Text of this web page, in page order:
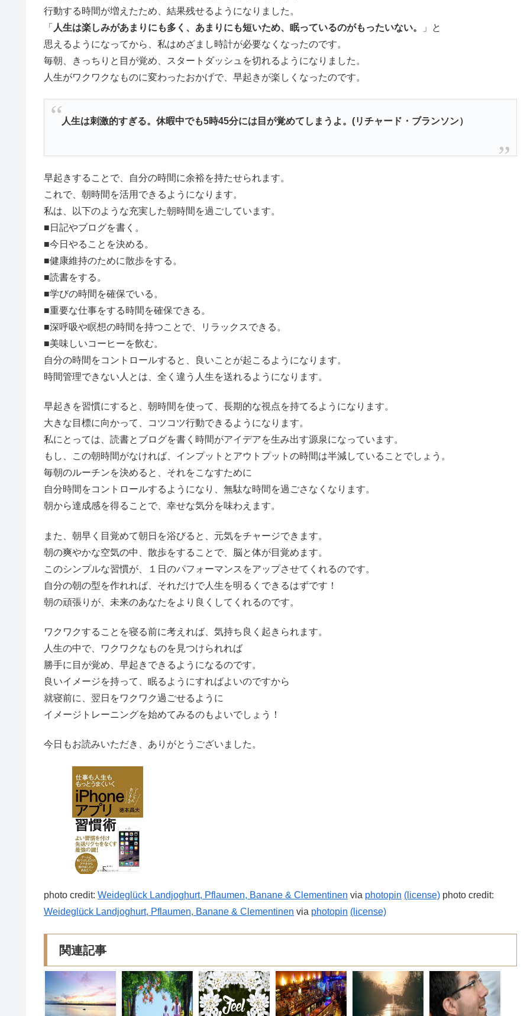
行動する時間が増えたため、結果残せるようになりました。
「 人生は楽しみがあまりにも多く、あまりにも短いため、眠っているのがもったいない。
」と
思えるようになってから、私はめざまし時計が必要なくなったのです。
毎朝、きっちりと目が覚め、スタートダッシュを切れるようになりました。
人生がワクワクなものに変わったおかげで、早起きが楽しくなったのです。
人生は刺激的すぎる。休暇中でも5時45分には目が覚めてしまうよ。(リチャード・ブランソン）
早起きすることで、自分の時間に余裕を持たせられます。
これで、朝時間を活用できるようになります。
私は、以下のような充実した朝時間を過ごしています。
■日記やブログを書く。
■今日やることを決める。
■健康維持のために散歩をする。
■読書をする。
■学びの時間を確保でいる。
■重要な仕事をする時間を確保できる。
■深呼吸や瞑想の時間を持つことで、リラックスできる。
■美味しいコーヒーを飲む。
自分の時間をコントロールすると、良いことが起こるようになります。
時間管理できない人とは、全く違う人生を送れるようになります。
早起きを習慣にすると、朝時間を使って、長期的な視点を持てるようになります。
大きな目標に向かって、コツコツ行動できるようになります。
私にとっては、読書とブログを書く時間がアイデアを生み出す源泉になっています。
もし、この朝時間がなければ、インプットとアウトプットの時間は半減していることでしょう。
毎朝のルーチンを決めると、それをこなすために
自分時間をコントロールするようになり、無駄な時間を過ごさなくなります。
朝から達成感を得ることで、幸せな気分を味わえます。
また、朝早く目覚めて朝日を浴びると、元気をチャージできます。
朝の爽やかな空気の中、散歩をすることで、脳と体が目覚めます。
このシンプルな習慣が、１日のパフォーマンスをアップさせてくれるのです。
自分の朝の型を作れれば、それだけで人生を明るくできるはずです！
朝の頑張りが、未来のあなたをより良くしてくれるのです。
ワクワクすることを寝る前に考えれば、気持ち良く起きられます。
人生の中で、ワクワクなものを見つけられれば
勝手に目が覚め、早起きできるようになるのです。
良いイメージを持って、眠るようにすればよいのですから
就寝前に、翌日をワクワク過ごせるように
イメージトレーニングを始めてみるのもよいでしょう！
今日もお読みいただき、ありがとうございました。
photo credit: Weideglück Landjoghurt, Pflaumen, Banane & Clementinen via photopin (license) photo credit:
Weideglück Landjoghurt, Pflaumen, Banane & Clementinen via photopin (license)
関連記事